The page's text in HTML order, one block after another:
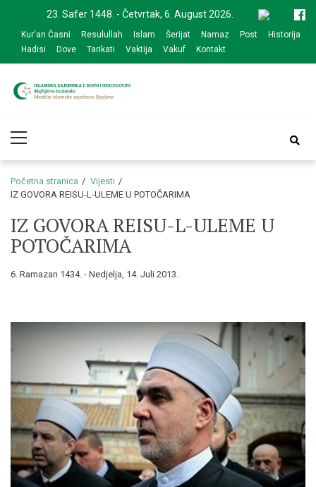
navigation
content
23. Safer 1448. - Četvrtak, 6. August 2026.
Kur'an Časni Resulullah Islam Šerijat Namaz Post
Historija
Hadisi
Dove Tarikati Vaktija Vakuf Kontakt
zajednice Bijeljina
Menu
Početna stranica
Vijesti
IZ GOVORA REISU-L-ULEME U POTOČARIMA
IZ GOVORA REISU-L-ULEME U
POTOČARIMA
6. Ramazan 1434. - Nedjelja, 14. Juli 2013.